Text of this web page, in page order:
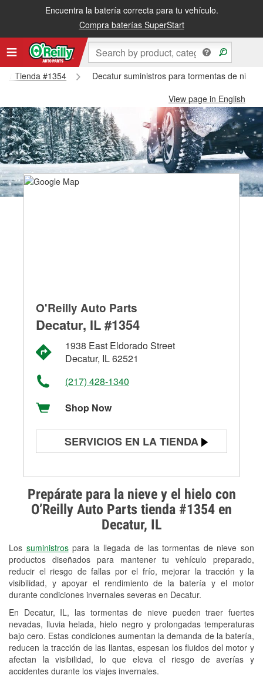
Encuentra la batería correcta para tu vehículo.
Compra baterías SuperStart
Tienda #1354
Decatur suministros para tormentas de
View page in English
Prepárate para la nieve y el hielo con
O’Reilly Auto Parts tienda #1354 en
Decatur, IL
Los suministrospara la llegada de las tormentas de nieve son
productos diseñados para mantener tu vehículo preparado,
reducir el riesgo de fallas por el frío, mejorar la tracción y la
visibilidad, y apoyar el rendimiento de la batería y el motor
durante condiciones invernales severas en Decatur.
En Decatur, IL, las tormentas de nieve pueden traer fuertes
nevadas, lluvia helada, hielo negro y prolongadas temperaturas
bajo cero. Estas condiciones aumentan la demanda de la batería,
reducen la tracción de las llantas, espesan los fluidos del motor y
afectan la visibilidad, lo que eleva el riesgo de averías y
accidentes durante los viajes invernales.
O'Reilly Auto Parts
Decatur, IL #1354
1938 East Eldorado Street
Decatur, IL 62521
(217) 428-1340
Shop Now
SERVICIOS EN LA TIENDA
Prueba de alternadores y
arrancadores
Revisión de la luz "Check Engine"
Reciclaje de baterías y aceite
Instalación de bombillas de faros
Instalación de limpiaparabrisas
Programa de Préstamo de
Herramientas
Rectificación de tambores y discos de
freno